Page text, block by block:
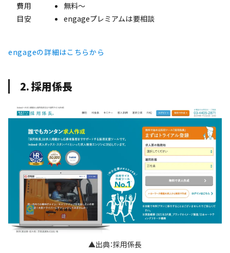
費用
目安
無料〜
engageプレミアムは要相談
engageの詳細はこちらから
2. 採用係長
▲出典：採用係長